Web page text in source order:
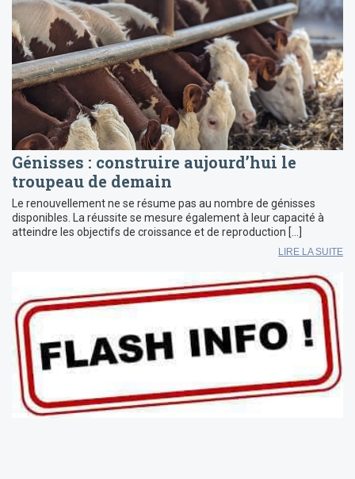
Génisses : construire aujourd’hui le
troupeau de demain
Le renouvellement ne se résume pas au nombre de génisses
disponibles. La réussite se mesure également à leur capacité à
atteindre les objectifs de croissance et de reproduction […]
LIRE LA SUITE